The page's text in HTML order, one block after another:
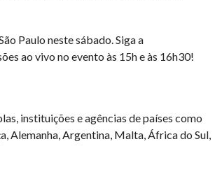
Paulo neste sábado. Siga a
ao vivo no evento às 15h e às 16h30!
instituições e agências de países como
Alemanha, Argentina, Malta, África do Sul,